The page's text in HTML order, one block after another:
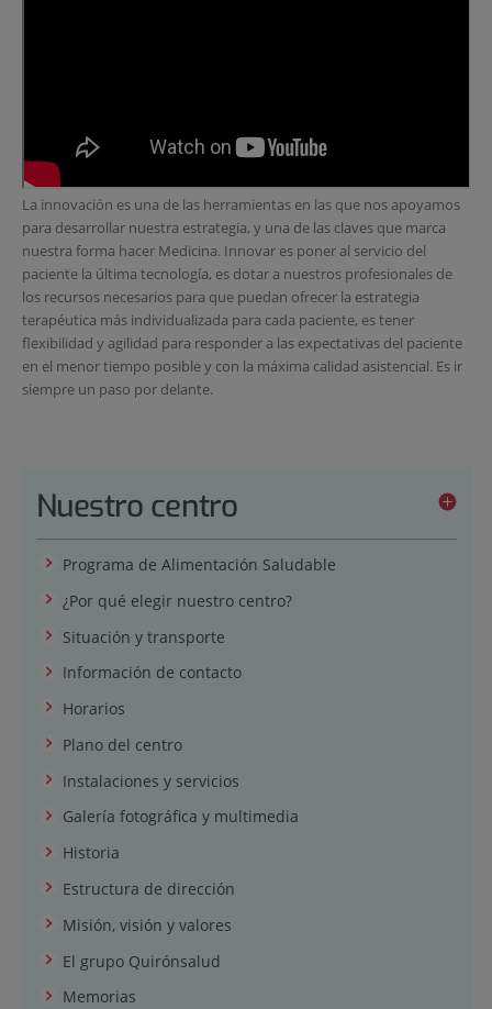
La innovación es una de las herramientas en las que nos apoyamos
para desarrollar nuestra estrategia, y una de las claves que marca
nuestra forma hacer Medicina. Innovar es poner al servicio del
paciente la última tecnología, es dotar a nuestros profesionales de
los recursos necesarios para que puedan ofrecer la estrategia
terapéutica más individualizada para cada paciente, es tener
flexibilidad y agilidad para responder a las expectativas del paciente
en el menor tiempo posible y con la máxima calidad asistencial. Es ir
siempre un paso por delante.
Nuestro centro
Programa de Alimentación Saludable
¿Por qué elegir nuestro centro?
Situación y transporte
Información de contacto
Horarios
Plano del centro
Instalaciones y servicios
Galería fotográfica y multimedia
Historia
Estructura de dirección
Misión, visión y valores
El grupo Quirónsalud
Memorias